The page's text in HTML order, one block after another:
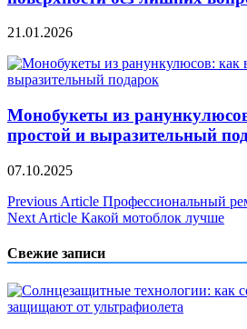
21.01.2026
Монобукеты из
простой и выразительный
07.10.2025
Навигация
по
записям
Previous Article Профессиональный
Next Article Какой мотоблок лучше
Свежие записи